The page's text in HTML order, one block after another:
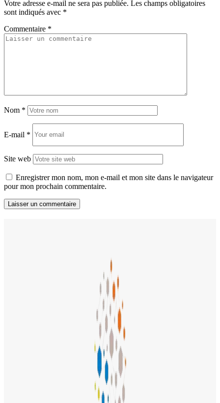
Votre adresse e-mail ne sera pas publiée. Les champs obligatoires
sont indiqués avec *
Commentaire *
Nom *
E-mail *
Site web
Enregistrer mon nom, mon e-mail et mon site dans le navigateur
pour mon prochain commentaire.